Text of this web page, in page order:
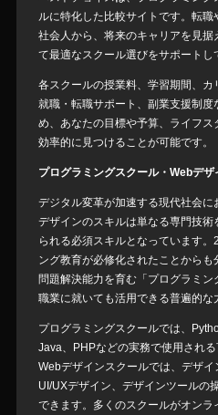
ルに特化した比較サイトです。転
社会人から、将来のキャリアを見
て最適なスクール選びをサポートし
各スクールの授業料、学習期間、カ
就職・転職サポート、副業支援制
め、あなたの目標や予算、ライフ
効率的に見つけることが可能です。
プログラミングスクール・Webデ
デジタル変革が加速する現代社会
デザインのスキルは単なる専門技
られる必須スキルとなっています
ング教育が必修化されたことから
問題解決能力を育む「プログラミ
職業に就いても活用できる普遍的な
プログラミングスクールでは、
Java、PHPなどの実務で使用される
Webデザインスクールでは、デザイ
UI/UXデザイン、デザインツールの
できます。多くのスクールがオンラ